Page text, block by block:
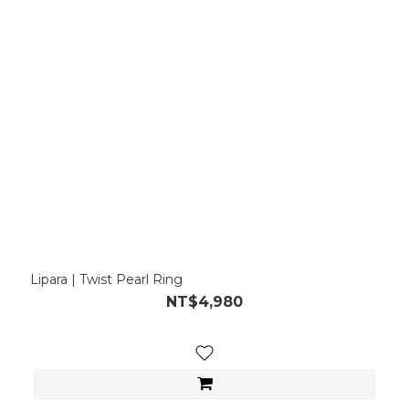
Lipara | Twist Pearl Ring
NT$4,980